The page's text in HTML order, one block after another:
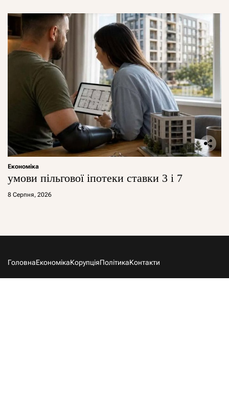
Економіка
умови пільгової іпотеки ставки 3 і 7
8 Серпня, 2026
ГоловнаЕкономікаКорупціяПолітикаКонтакти